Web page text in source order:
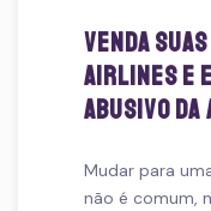
Venda
Airlines e
abusivo
Mudar para
não é comum,